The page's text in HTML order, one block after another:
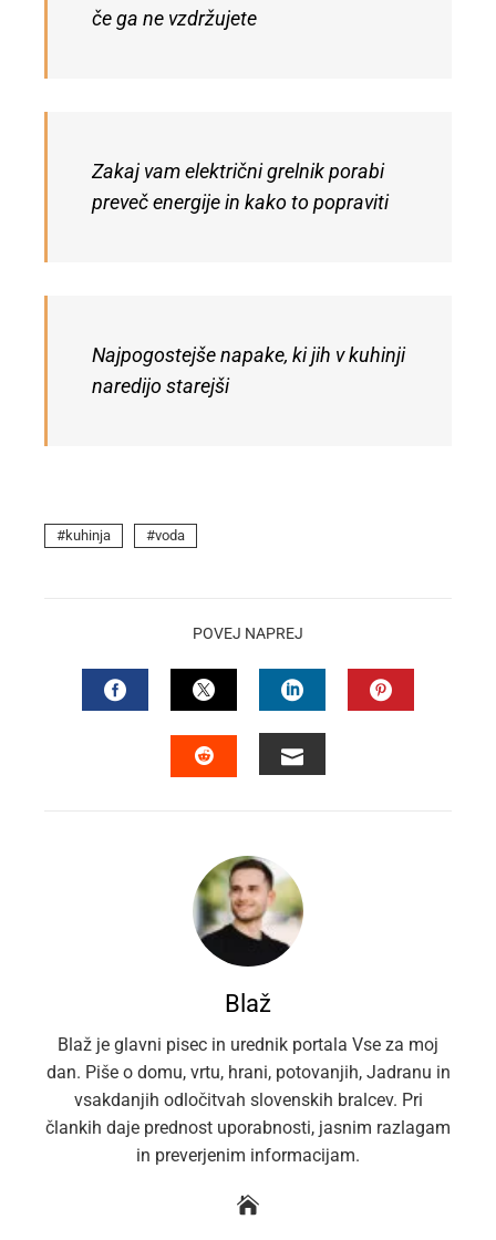
če ga ne vzdržujete
Zakaj vam električni grelnik porabi
preveč energije in kako to popraviti
Najpogostejše napake, ki jih v kuhinji
naredijo starejši
kuhinja voda
POVEJ NAPREJ
FACEBOOKTWITTERLINKEDIN
Blaž
Blaž je glavni pisec in urednik portala Vse za moj
dan. Piše o domu, vrtu, hrani, potovanjih, Jadranu in
vsakdanjih odločitvah slovenskih bralcev. Pri
člankih daje prednost uporabnosti, jasnim razlagam
in preverjenim informacijam.